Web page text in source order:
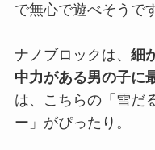
で無心で遊べそうで
ナノブロックは、 細
中力がある男の子に
は、こちらの「雪だ
ー」がぴったり。